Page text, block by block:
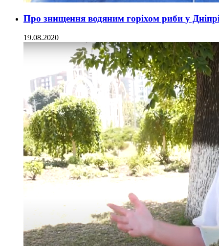
Про знищення водяним горіхом риби у
19.08.2020